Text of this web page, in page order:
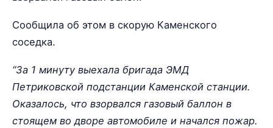
Сообщила об этом в скорую Каменского
соседка.
“За 1 минуту выехала бригада ЭМД
Петриковской подстанции Каменской станции.
Оказалось, что взорвался газовый баллон в
стоящем во дворе автомобиле и начался пожар.